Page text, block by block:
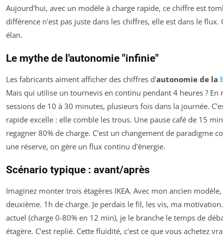
Aujourd'hui, avec un modèle à charge rapide, ce chiffre est
différence n'est pas juste dans les chiffres, elle est dans le flux.
élan.
Le mythe de l'autonomie "infinie"
Les fabricants aiment afficher des chiffres d'autonomie de la
Mais qui utilise un tournevis en continu pendant 4 heures ?
sessions de 10 à 30 minutes, plusieurs fois dans la journée.
rapide excelle : elle comble les trous. Une pause café de 15
regagner 80% de charge. C'est un changement de paradigme
une réserve, on gère un flux continu d'énergie.
Scénario typique : avant/après
Imaginez monter trois étagères IKEA. Avec mon ancien
deuxième. 1h de charge. Je perdais le fil, les vis, ma
actuel (charge 0-80% en 12 min), je le branche le temps de
étagère. C'est replié. Cette fluidité, c'est ce que vous achetez